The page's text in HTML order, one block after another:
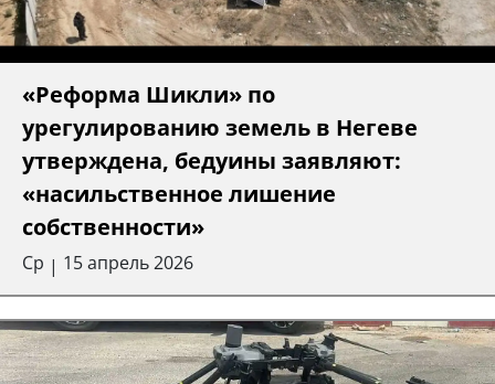
«Реформа Шикли» по
урегулированию земель в Негеве
утверждена, бедуины заявляют:
«насильственное лишение
собственности»
Ср | 15 апрель 2026